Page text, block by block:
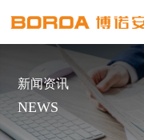
新闻资讯
NEWS